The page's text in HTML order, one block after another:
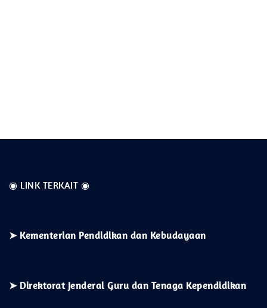
◉ LINK TERKAIT ◉
➤ Kementerian Pendidikan dan Kebudayaan
➤ Direktorat Jenderal Guru dan Tenaga Kependidikan